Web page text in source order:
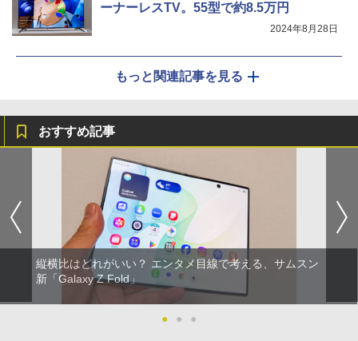
ーナーレスTV。55型で約8.5万円
2024年8月28日
もっと関連記事を見る
おすすめ記事
縦横比はどれがいい？ エンタメ目線で考える、サムスン
新「Galaxy Z Fold」
● ● ●